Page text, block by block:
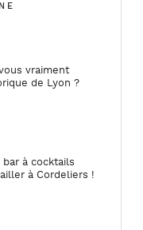
vraiment
de Lyon ?
à cocktails
à Cordeliers !